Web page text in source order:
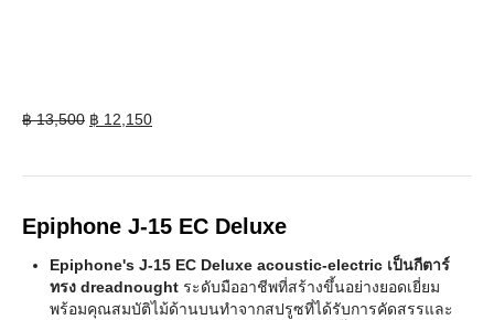
฿13,500 Original
฿ 12,150Current
Epiphone J-15 EC Deluxe
Epiphone's J-15 EC Deluxe acoustic-electric เป็นกีตาร์
ทรง dreadnought ระดับมืออาชีพที่สร้างขึ้นอย่างยอดเยี่ยม
พร้อมคุณสมบัติไม้ด้านบนทำจากสปรูซที่ได้รับการคัดสรรและ